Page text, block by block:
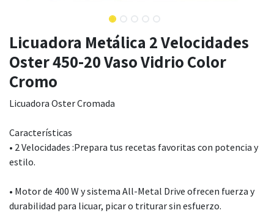
Licuadora Metálica 2 Velocidades
Oster 450-20 Vaso Vidrio Color
Cromo
Licuadora Oster Cromada
Características
• 2 Velocidades :Prepara tus recetas favoritas con potencia y
estilo.
• Motor de 400 W y sistema All-Metal Drive ofrecen fuerza y
durabilidad para licuar, picar o triturar sin esfuerzo.